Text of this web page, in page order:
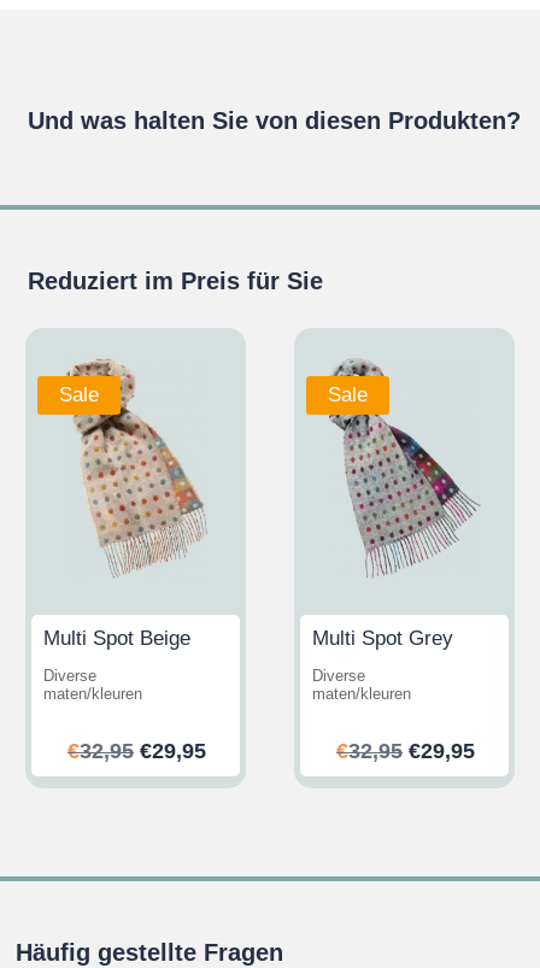
Und was halten Sie von diesen Produkten?
Reduziert im Preis für Sie
Sale
Multi Spot Beige
Diverse
maten/kleuren
€32,95 Ursprünglicher
Preis
€29,95Aktueller
Preis
Sale
Multi Spot Grey
Diverse
maten/kleuren
€32,95
Preis
€29,95
Preis
Häufig gestellte Fragen